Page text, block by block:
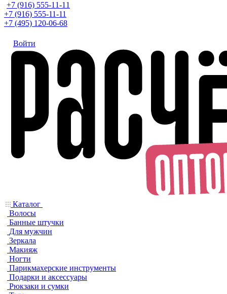
+7 (916) 555-11-11
+7 (916) 555-11-11
+7 (495) 120-06-68
Войти
Каталог
Волосы
Банные штучки
Для мужчин
Зеркала
Макияж
Ногти
Парикмахерские инструменты
Подарки и аксессуары
Рюкзаки и сумки